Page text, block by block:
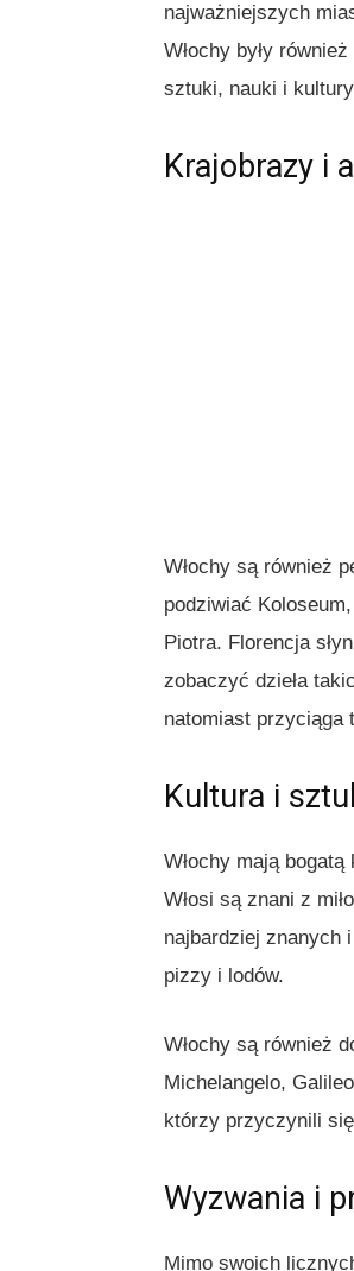
najważniejszych
Włochy były
sztuki, nauki i
Krajobrazy i
Włochy są również
podziwiać
Piotra. Florencja
zobaczyć dzieła
natomiast przyciąga
Kultura i
Włochy mają
Włosi są znani z
najbardziej znanych
pizzy i lodów.
Włochy są również
Michelangelo,
którzy przyczynili
Wyzwania i
Mimo swoich